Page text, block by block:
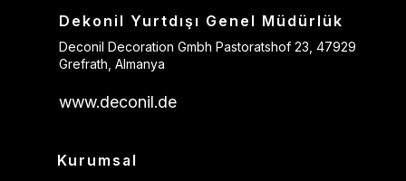
Dekonil Yurtdışı Genel Müdürlük
Deconil Decoration Gmbh Pastoratshof 23, 47929
Grefrath, Almanya
www.deconil.de
Kurumsal